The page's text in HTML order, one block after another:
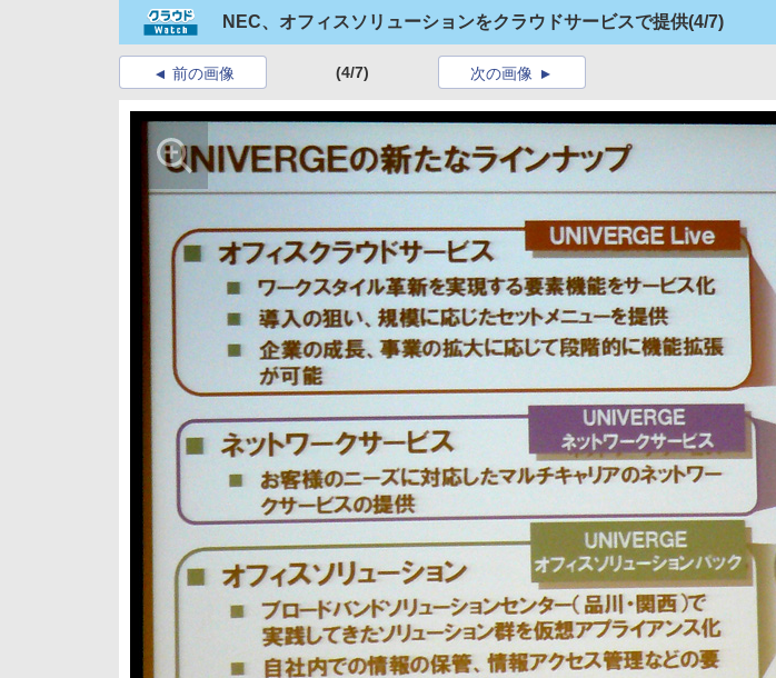
NEC、オフィスソリューションをクラウドサービスで提供(4/7)
前の画像 (4/7) 次の画像